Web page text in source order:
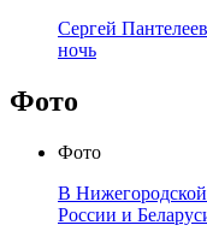
Сергей
ночь
Фото
Фото
В
России и